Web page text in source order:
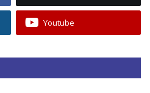
Youtube